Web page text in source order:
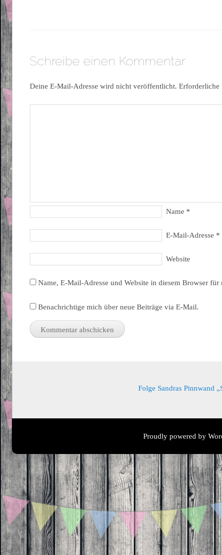
Schreibe einen Kommentar
Deine E-Mail-Adresse wird nicht veröffentlicht.
Name *
E-Mail-Adresse *
Website
Name, E-Mail-Adresse und Website in diesem Browser
Benachrichtige mich über neue Beiträge via E-Mail.
Folge Sandras Pinnwand
Proudly powered by